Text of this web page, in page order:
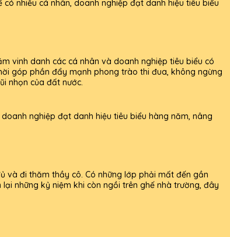
nhiều cá nhân, doanh nghiệp đạt danh hiệu tiêu biểu
vinh danh các cá nhân và doanh nghiệp tiêu biểu có
góp phần đẩy mạnh phong trào thi đua, không ngừng
nhọn của đất nước.
nghiệp đạt danh hiệu tiêu biểu hàng năm, nâng
và đi thăm thầy cô. Có những lớp phải mất đến gần
những kỷ niệm khi còn ngồi trên ghế nhà trường, đây